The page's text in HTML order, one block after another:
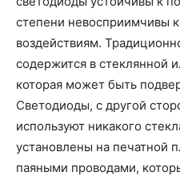
степени невосприимчивы
воздействиям.
содержится в стеклянной
которая может быть
Светодиоды, с другой
используют никакого
установлены на печатной
паяными проводами,